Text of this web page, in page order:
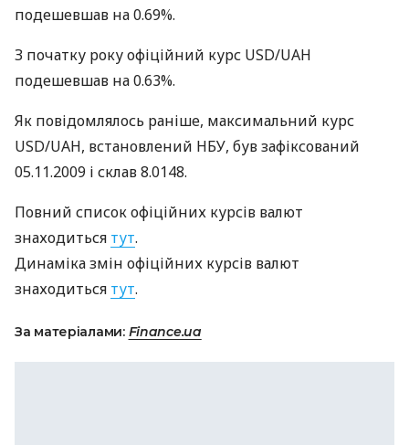
подешевшав на 0.69%.
З початку року офіційний курс USD/UAH
подешевшав на 0.63%.
Як повідомлялось раніше, максимальний курс
USD/UAH, встановлений НБУ, був зафіксований
05.11.2009 і склав 8.0148.
Повний список офіційних курсів валют
знаходиться тут.
Динаміка змін офіційних курсів валют
знаходиться тут.
За матеріалами: Finance.ua